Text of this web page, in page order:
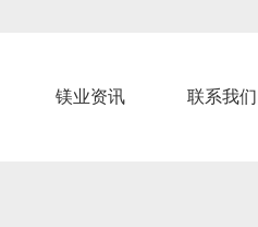
镁业资讯 联系我们